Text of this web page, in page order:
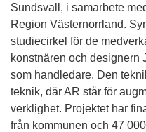
Sundsvall, i samarbete
Region Västernorrland.
studiecirkel för de
konstnären och designern
som handledare. Den
teknik, där AR står för
verklighet. Projektet har
från kommunen och 47